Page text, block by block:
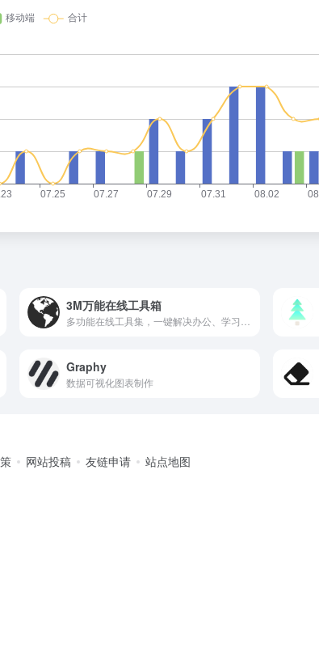
3M万能在线工具箱
Graphy
数据可视化图表制作
网站投稿 友链申请 站点地图